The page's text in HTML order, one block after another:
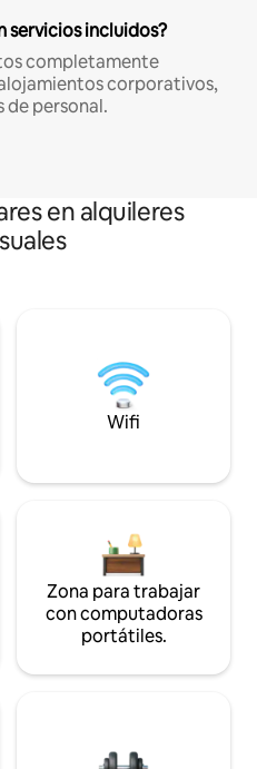
servicios incluidos?
completamente
corporativos,
personal.
en alquileres
Wifi
Zona para trabajar
con computadoras
portátiles.